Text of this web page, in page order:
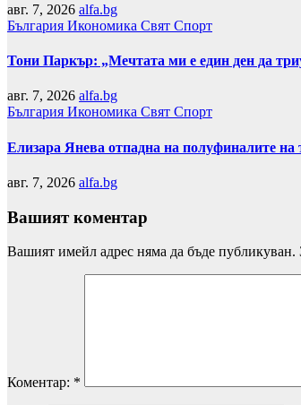
авг. 7, 2026 alfa.bg
България Икономика Свят Спорт
Тони Паркър: „Мечтата ми е един ден да
авг. 7, 2026 alfa.bg
България Икономика Свят Спорт
Елизара Янева отпадна на полуфиналите
авг. 7, 2026 alfa.bg
Вашият коментар
Вашият имейл адрес няма да бъде публикуван.
Коментар: *